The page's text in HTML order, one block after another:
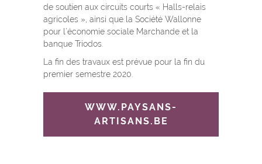
de soutien aux circuits courts « Halls-relais
agricoles », ainsi que la Société Wallonne
pour l’économie sociale Marchande et la
banque Triodos.
La fin des travaux est prévue pour la fin du
premier semestre 2020.
WWW.PAYSANS-
ARTISANS.BE